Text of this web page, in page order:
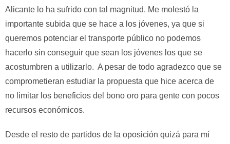
Alicante lo ha sufrido con tal magnitud. Me molestó la
importante subida que se hace a los jóvenes, ya que si
queremos potenciar el transporte público no podemos
hacerlo sin conseguir que sean los jóvenes los que se
acostumbren a utilizarlo. A pesar de todo agradezco que se
comprometieran estudiar la propuesta que hice acerca de
no limitar los beneficios del bono oro para gente con pocos
recursos económicos.
Desde el resto de partidos de la oposición quizá para mí